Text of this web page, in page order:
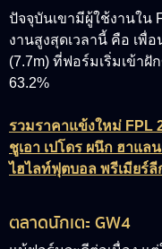
ปัจจุบันเขามีผู้ใช้งานใน
งานสูงสุดเวลานี้ คือ เพื่
(7.7m) ที่ฟอร์มเริ่มเข้า
63.2%
รวมราคาแข้งใหม่ FPL
ชูเอา เปโดร ผนึก ฮาแล
ไฮไลท์ฟุตบอล พรีเมียร์
ตลาดนักเตะ GW4